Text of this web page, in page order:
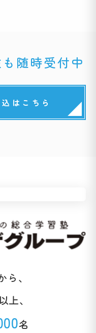
随時受付中
はこちら
、
上、
名